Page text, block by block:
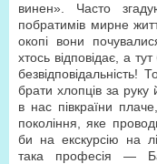
винен». Часто
побратимів мирне
окопі вони
хтось відповідає, а
брати хлопців за
в нас півкраїни
покоління, яке
би на екскурсію на
така професія —